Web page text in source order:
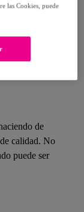
de
calidad. No
puede ser
las Cookies, puede